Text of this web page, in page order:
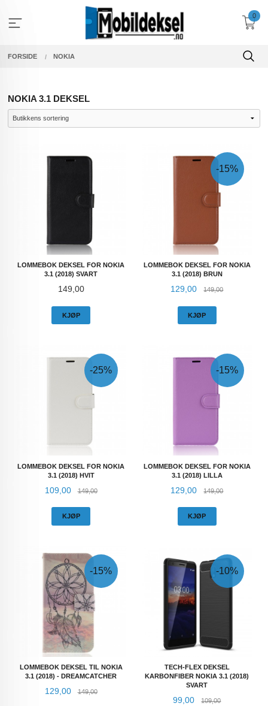
innholdet
0
FORSIDE NOKIA
NOKIA 3.1 DEKSEL
LOMMEBOK DEKSEL FOR NOKIA
3.1 (2018) SVART
Pris
149,00
KJØP
LOMMEBOK DEKSEL FOR NOKIA
3.1 (2018) BRUN
Tilbud
129,00 149,00Rabatt
-15%
KJØP
LOMMEBOK DEKSEL FOR NOKIA
3.1 (2018) HVIT
Tilbud
109,00 149,00Rabatt
-25%
KJØP
LOMMEBOK DEKSEL FOR NOKIA
3.1 (2018) LILLA
Tilbud
129,00 149,00Rabatt
-15%
KJØP
LOMMEBOK DEKSEL TIL NOKIA
3.1 (2018) - DREAMCATCHER
Tilbud
129,00 149,00Rabatt
-15%
TECH-FLEX DEKSEL
KARBONFIBER NOKIA 3.1 (2018)
SVART
Tilbud
99,00 109,00Rabatt
-10%